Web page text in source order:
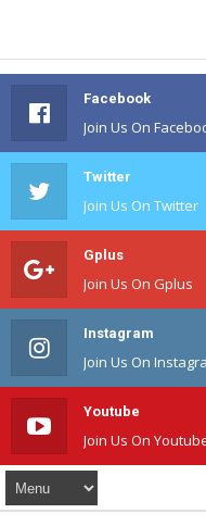
Facebook
Join Us On
Twitter
Join Us On Twitter
Gplus
Join Us On Gplus
Instagram
Join Us On
Youtube
Join Us On